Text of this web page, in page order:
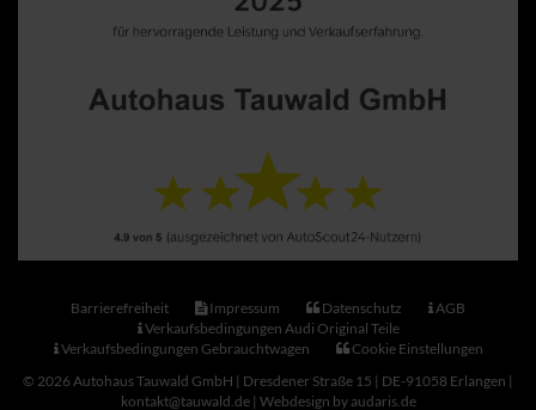
Barrierefreiheit Impressum Datenschutz
AGB
Verkaufsbedingungen Audi Original Teile
Verkaufsbedingungen Gebrauchtwagen
Cookie Einstellungen
© 2026 Autohaus Tauwald GmbH | Dresdener Straße 15 | DE-91058 Erlangen |
kontakt@tauwald.de | Webdesign by audaris.de